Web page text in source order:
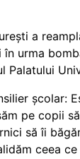
a
urma
Palatului
școlar:
pe copii
să îi
ceea